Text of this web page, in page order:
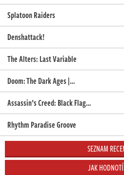
Splatoon Raiders
Denshattack!
The Alters: Last Variable
Doom: The Dark Ages |…
Assassin’s Creed: Black Flag…
Rhythm Paradise Groove
SEZNAM
JAK